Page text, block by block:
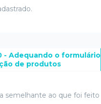
- Adequando o formulário
de produtos
semelhante ao que foi feito